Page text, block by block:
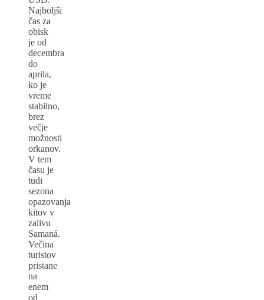
Najboljši
čas za
obisk
je od
decembra
do
aprila,
ko je
vreme
stabilno,
brez
večje
možnosti
orkanov.
V tem
času je
tudi
sezona
opazovanja
kitov v
zalivu
Samaná.
Večina
turistov
pristane
na
enem
od